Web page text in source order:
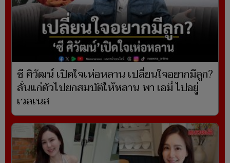
ซี ศิวัฒน์ เปิดใจเห่อหลาน เปลี่ยนใจอยากมีลูก?
ลั่นแก่ตัวไปยกสมบัติให้หลาน พา เอมี่ ไปอยู่
เวลเนส